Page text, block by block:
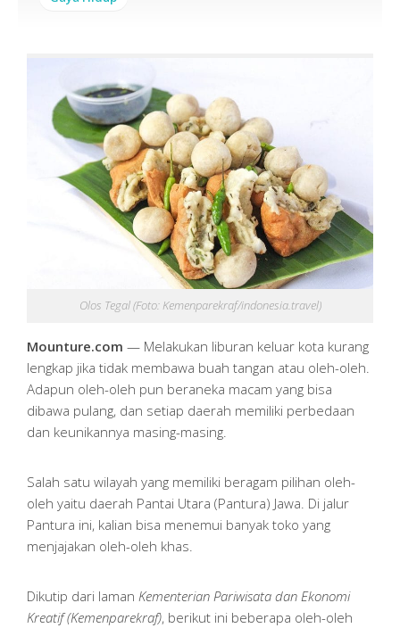
Olos Tegal (Foto: Kemenparekraf/indonesia.travel)
Mounture.com — Melakukan liburan keluar kota kurang
lengkap jika tidak membawa buah tangan atau oleh-oleh.
Adapun oleh-oleh pun beraneka macam yang bisa
dibawa pulang, dan setiap daerah memiliki perbedaan
dan keunikannya masing-masing.
Salah satu wilayah yang memiliki beragam pilihan oleh-
oleh yaitu daerah Pantai Utara (Pantura) Jawa. Di jalur
Pantura ini, kalian bisa menemui banyak toko yang
menjajakan oleh-oleh khas.
Dikutip dari laman Kementerian Pariwisata dan Ekonomi
Kreatif (Kemenparekraf), berikut ini beberapa oleh-oleh